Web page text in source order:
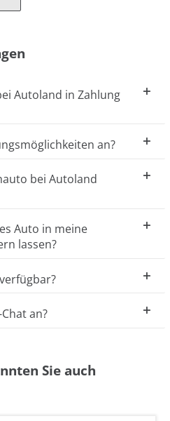
Autoland in Zahlung
an?
bei Autoland
Auto in meine
lassen?
an?
Sie auch